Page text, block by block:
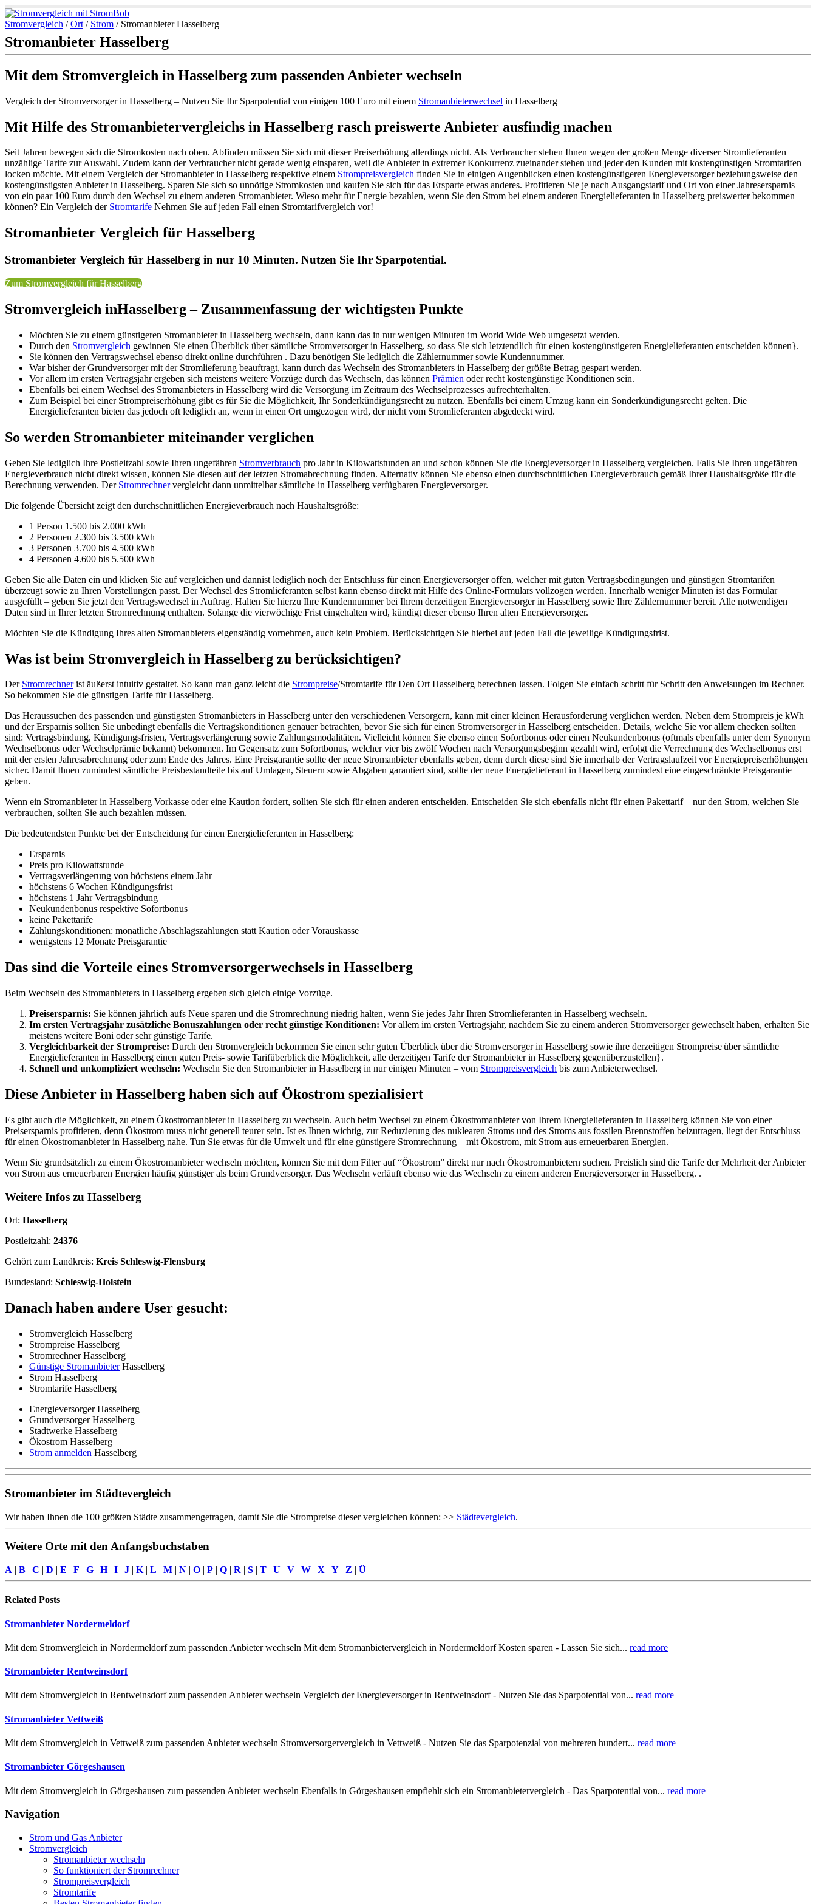
Stromvergleich /Ort / Strom / Stromanbieter Hasselberg
Stromanbieter Hasselberg
Mit dem Stromvergleich in Hasselberg zum passenden Anbieter wechseln
Vergleich der Stromversorger in Hasselberg – Nutzen Sie Ihr Sparpotential von einigen 100 Euro mit einem Stromanbieterwechsel in Hasselberg
Mit Hilfe des Stromanbietervergleichs in Hasselberg rasch preiswerte Anbieter ausfindig machen
Seit Jahren bewegen sich die Stromkosten nach oben. Abfinden müssen Sie sich mit dieser Preiserhöhung allerdings nicht. Als Verbraucher stehen Ihnen wegen der großen Menge diverser Stromlieferanten
unzählige Tarife zur Auswahl. Zudem kann der Verbraucher nicht gerade wenig einsparen, weil die Anbieter in extremer Konkurrenz zueinander stehen und jeder den Kunden mit kostengünstigen Stromtarifen
locken möchte. Mit einem Vergleich der Stromanbieter in Hasselberg respektive einem Strompreisvergleich finden Sie in einigen Augenblicken einen kostengünstigeren Energieversorger beziehungsweise den
kostengünstigsten Anbieter in Hasselberg. Sparen Sie sich so unnötige Stromkosten und kaufen Sie sich für das Ersparte etwas anderes. Profitieren Sie je nach Ausgangstarif und Ort von einer Jahresersparnis
von ein paar 100 Euro durch den Wechsel zu einem anderen Stromanbieter. Wieso mehr für Energie bezahlen, wenn Sie den Strom bei einem anderen Energielieferanten in Hasselberg preiswerter bekommen
können? Ein Vergleich der Stromtarife Nehmen Sie auf jeden Fall einen Stromtarifvergleich vor!
Stromanbieter Vergleich für Hasselberg
Stromanbieter Vergleich für Hasselberg in nur 10 Minuten. Nutzen Sie Ihr Sparpotential.
Zum Stromvergleich für Hasselberg
Stromvergleich inHasselberg – Zusammenfassung der wichtigsten Punkte
Möchten Sie zu einem günstigeren Stromanbieter in Hasselberg wechseln, dann kann das in nur wenigen Minuten im World Wide Web umgesetzt werden.
Durch den Stromvergleich gewinnen Sie einen Überblick über sämtliche Stromversorger in Hasselberg, so dass Sie sich letztendlich für einen kostengünstigeren Energielieferanten entscheiden können}.
Sie können den Vertragswechsel ebenso direkt online durchführen . Dazu benötigen Sie lediglich die Zählernummer sowie Kundennummer.
War bisher der Grundversorger mit der Stromlieferung beauftragt, kann durch das Wechseln des Stromanbieters in Hasselberg der größte Betrag gespart werden.
Vor allem im ersten Vertragsjahr ergeben sich meistens weitere Vorzüge durch das Wechseln, das können Prämien oder recht kostengünstige Konditionen sein.
Ebenfalls bei einem Wechsel des Stromanbieters in Hasselberg wird die Versorgung im Zeitraum des Wechselprozesses aufrechterhalten.
Zum Beispiel bei einer Strompreiserhöhung gibt es für Sie die Möglichkeit, Ihr Sonderkündigungsrecht zu nutzen. Ebenfalls bei einem Umzug kann ein Sonderkündigungsrecht gelten. Die
Energielieferanten bieten das jedoch oft lediglich an, wenn in einen Ort umgezogen wird, der nicht vom Stromlieferanten abgedeckt wird.
So werden Stromanbieter miteinander verglichen
Geben Sie lediglich Ihre Postleitzahl sowie Ihren ungefähren Stromverbrauch pro Jahr in Kilowattstunden an und schon können Sie die Energieversorger in Hasselberg vergleichen. Falls Sie Ihren ungefähren
Energieverbrauch nicht direkt wissen, können Sie diesen auf der letzten Stromabrechnung finden. Alternativ können Sie ebenso einen durchschnittlichen Energieverbrauch gemäß Ihrer Haushaltsgröße für die
Berechnung verwenden. Der Stromrechnervergleicht dann unmittelbar sämtliche in Hasselberg verfügbaren Energieversorger.
Die folgende Übersicht zeigt den durchschnittlichen Energieverbrauch nach Haushaltsgröße:
1 Person 1.500 bis 2.000 kWh
2 Personen 2.300 bis 3.500 kWh
3 Personen 3.700 bis 4.500 kWh
4 Personen 4.600 bis 5.500 kWh
Geben Sie alle Daten ein und klicken Sie auf vergleichen und dannist lediglich noch der Entschluss für einen Energieversorger offen, welcher mit guten Vertragsbedingungen und günstigen Stromtarifen
überzeugt sowie zu Ihren Vorstellungen passt. Der Wechsel des Stromlieferanten selbst kann ebenso direkt mit Hilfe des Online-Formulars vollzogen werden. Innerhalb weniger Minuten ist das Formular
ausgefüllt – geben Sie jetzt den Vertragswechsel in Auftrag. Halten Sie hierzu Ihre Kundennummer bei Ihrem derzeitigen Energieversorger in Hasselberg sowie Ihre Zählernummer bereit. Alle notwendigen
Daten sind in Ihrer letzten Stromrechnung enthalten. Solange die vierwöchige Frist eingehalten wird, kündigt dieser ebenso Ihren alten Energieversorger.
Möchten Sie die Kündigung Ihres alten Stromanbieters eigenständig vornehmen, auch kein Problem. Berücksichtigen Sie hierbei auf jeden Fall die jeweilige Kündigungsfrist.
Was ist beim Stromvergleich in Hasselberg zu berücksichtigen?
Der Stromrechnerist äußerst intuitiv gestaltet. So kann man ganz leicht die Strompreise/Stromtarife für Den Ort Hasselberg berechnen lassen. Folgen Sie einfach schritt für Schritt den Anweisungen im Rechner.
So bekommen Sie die günstigen Tarife für Hasselberg.
Das Heraussuchen des passenden und günstigsten Stromanbieters in Hasselberg unter den verschiedenen Versorgern, kann mit einer kleinen Herausforderung verglichen werden. Neben dem Strompreis je kWh
und der Ersparnis sollten Sie unbedingt ebenfalls die Vertragskonditionen genauer betrachten, bevor Sie sich für einen Stromversorger in Hasselberg entscheiden. Details, welche Sie vor allem checken sollten
sind: Vertragsbindung, Kündigungsfristen, Vertragsverlängerung sowie Zahlungsmodalitäten. Vielleicht können Sie ebenso einen Sofortbonus oder einen Neukundenbonus (oftmals ebenfalls unter dem Synonym
Wechselbonus oder Wechselprämie bekannt) bekommen. Im Gegensatz zum Sofortbonus, welcher vier bis zwölf Wochen nach Versorgungsbeginn gezahlt wird, erfolgt die Verrechnung des Wechselbonus erst
mit der ersten Jahresabrechnung oder zum Ende des Jahres. Eine Preisgarantie sollte der neue Stromanbieter ebenfalls geben, denn durch diese sind Sie innerhalb der Vertragslaufzeit vor Energiepreiserhöhungen
sicher. Damit Ihnen zumindest sämtliche Preisbestandteile bis auf Umlagen, Steuern sowie Abgaben garantiert sind, sollte der neue Energielieferant in Hasselberg zumindest eine eingeschränkte Preisgarantie
geben.
Wenn ein Stromanbieter in Hasselberg Vorkasse oder eine Kaution fordert, sollten Sie sich für einen anderen entscheiden. Entscheiden Sie sich ebenfalls nicht für einen Pakettarif – nur den Strom, welchen Sie
verbrauchen, sollten Sie auch bezahlen müssen.
Die bedeutendsten Punkte bei der Entscheidung für einen Energielieferanten in Hasselberg:
Ersparnis
Preis pro Kilowattstunde
Vertragsverlängerung von höchstens einem Jahr
höchstens 6 Wochen Kündigungsfrist
höchstens 1 Jahr Vertragsbindung
Neukundenbonus respektive Sofortbonus
keine Pakettarife
Zahlungskonditionen: monatliche Abschlagszahlungen statt Kaution oder Vorauskasse
wenigstens 12 Monate Preisgarantie
Das sind die Vorteile eines Stromversorgerwechsels in Hasselberg
Beim Wechseln des Stromanbieters in Hasselberg ergeben sich gleich einige Vorzüge.
Preisersparnis: Sie können jährlich aufs Neue sparen und die Stromrechnung niedrig halten, wenn Sie jedes Jahr Ihren Stromlieferanten in Hasselberg wechseln.
Im ersten Vertragsjahr zusätzliche Bonuszahlungen oder recht günstige Konditionen: Vor allem im ersten Vertragsjahr, nachdem Sie zu einem anderen Stromversorger gewechselt haben, erhalten Sie
meistens weitere Boni oder sehr günstige Tarife.
Vergleichbarkeit der Strompreise: Durch den Stromvergleich bekommen Sie einen sehr guten Überblick über die Stromversorger in Hasselberg sowie ihre derzeitigen Strompreise|über sämtliche
Energielieferanten in Hasselberg einen guten Preis- sowie Tarifüberblick|die Möglichkeit, alle derzeitigen Tarife der Stromanbieter in Hasselberg gegenüberzustellen}.
Schnell und unkompliziert wechseln: Wechseln Sie den Stromanbieter in Hasselberg in nur einigen Minuten – vom Strompreisvergleich bis zum Anbieterwechsel.
Diese Anbieter in Hasselberg haben sich auf Ökostrom spezialisiert
Es gibt auch die Möglichkeit, zu einem Ökostromanbieter in Hasselberg zu wechseln. Auch beim Wechsel zu einem Ökostromanbieter von Ihrem Energielieferanten in Hasselberg können Sie von einer
Preisersparnis profitieren, denn Ökostrom muss nicht generell teurer sein. Ist es Ihnen wichtig, zur Reduzierung des nuklearen Stroms und des Stroms aus fossilen Brennstoffen beizutragen, liegt der Entschluss
für einen Ökostromanbieter in Hasselberg nahe. Tun Sie etwas für die Umwelt und für eine günstigere Stromrechnung – mit Ökostrom, mit Strom aus erneuerbaren Energien.
Wenn Sie grundsätzlich zu einem Ökostromanbieter wechseln möchten, können Sie mit dem Filter auf “Ökostrom” direkt nur nach Ökostromanbietern suchen. Preislich sind die Tarife der Mehrheit der Anbieter
von Strom aus erneuerbaren Energien häufig günstiger als beim Grundversorger. Das Wechseln verläuft ebenso wie das Wechseln zu einem anderen Energieversorger in Hasselberg. .
Weitere Infos zu Hasselberg
Ort: Hasselberg
Postleitzahl: 24376
Gehört zum Landkreis: Kreis Schleswig-Flensburg
Bundesland: Schleswig-Holstein
Danach haben andere User gesucht:
Stromvergleich Hasselberg
Strompreise Hasselberg
Stromrechner Hasselberg
Günstige StromanbieterHasselberg
Strom Hasselberg
Stromtarife Hasselberg
Energieversorger Hasselberg
Grundversorger Hasselberg
Stadtwerke Hasselberg
Ökostrom Hasselberg
Strom anmelden Hasselberg
Stromanbieter im Städtevergleich
Wir haben Ihnen die 100 größten Städte zusammengetragen, damit Sie die Strompreise dieser vergleichen können: >> Städtevergleich.
Weitere Orte mit den Anfangsbuchstaben
A | B | C | D | E | F | G | H| I | J | K | L | M | N | O | P | Q | R | S | T | U | V | W | X | Y | Z | Ü
Related Posts
Stromanbieter Nordermeldorf
Mit dem Stromvergleich in Nordermeldorf zum passenden Anbieter wechseln Mit dem Stromanbietervergleich in Nordermeldorf Kosten sparen - Lassen Sie sich... read more
Stromanbieter Rentweinsdorf
Mit dem Stromvergleich in Rentweinsdorf zum passenden Anbieter wechseln Vergleich der Energieversorger in Rentweinsdorf - Nutzen Sie das Sparpotential von... read more
Stromanbieter Vettweiß
Mit dem Stromvergleich in Vettweiß zum passenden Anbieter wechseln Stromversorgervergleich in Vettweiß - Nutzen Sie das Sparpotenzial von mehreren hundert... read more
Stromanbieter Görgeshausen
Mit dem Stromvergleich in Görgeshausen zum passenden Anbieter wechseln Ebenfalls in Görgeshausen empfiehlt sich ein Stromanbietervergleich - Das Sparpotential von... read more
Navigation
Strom und Gas Anbieter
Stromvergleich
Stromanbieter wechseln
So funktioniert der Stromrechner
Strompreisvergleich
Stromtarife